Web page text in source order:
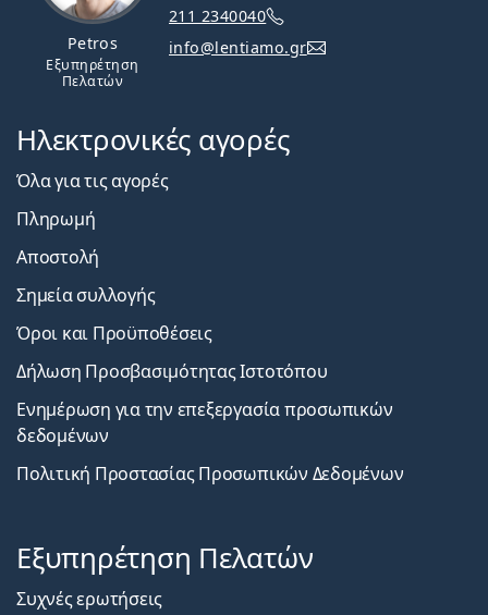
Petros
Εξυπηρέτηση
Πελατών
211 2340040
info@lentiamo.gr
Ηλεκτρονικές αγορές
Όλα για τις αγορές
Πληρωμή
Αποστολή
Σημεία συλλογής
Όροι και Προϋποθέσεις
Δήλωση Προσβασιμότητας Ιστοτόπου
Ενημέρωση για την επεξεργασία προσωπικών
δεδομένων
Πολιτική Προστασίας Προσωπικών Δεδομένων
Εξυπηρέτηση Πελατών
Συχνές ερωτήσεις